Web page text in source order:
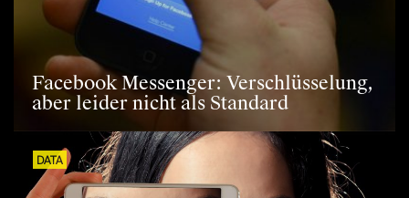
Facebook Messenger: Verschlüsselung,
aber leider nicht als Standard
DATA